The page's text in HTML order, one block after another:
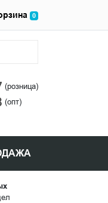
(розница)
(опт)
0